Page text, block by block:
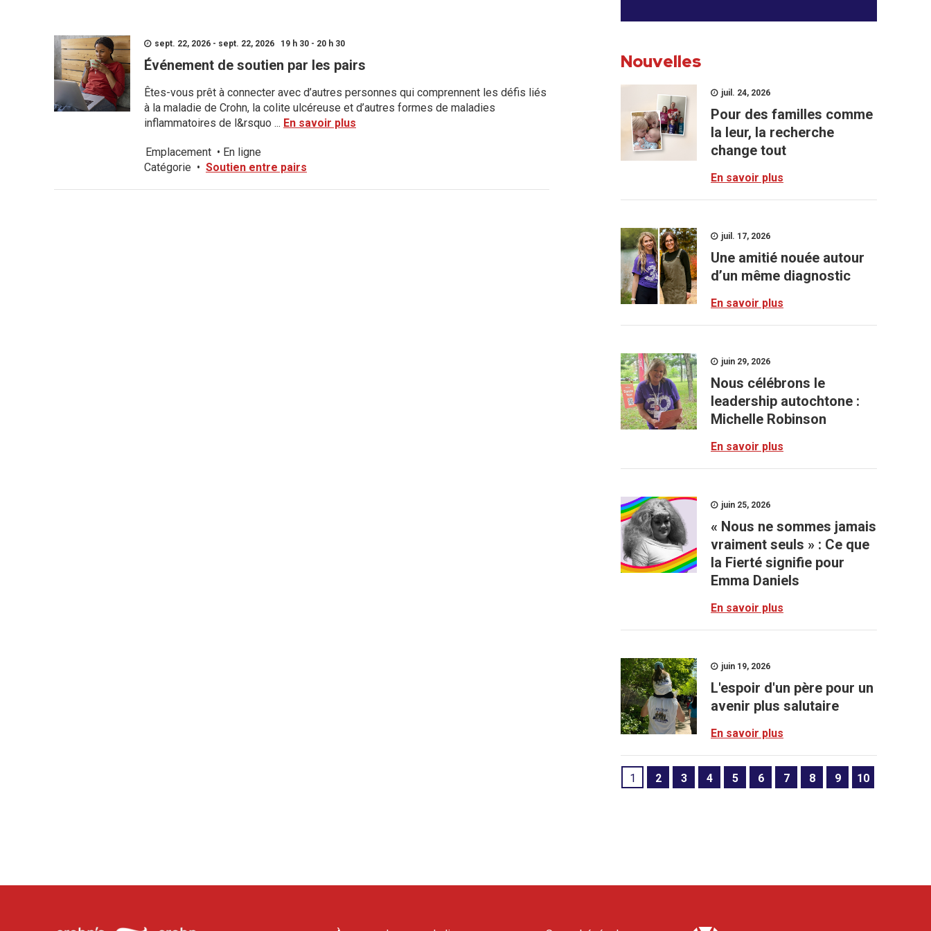
sept. 22, 2026 - sept. 22, 2026 19 h 30 - 20 h 30
Événement de soutien par les pairs
Êtes-vous prêt à connecter avec d’autres personnes qui comprennent les défis liés
à la maladie de Crohn, la colite ulcéreuse et d’autres formes de maladies
inflammatoires de l&rsquo ... En savoir plus
Emplacement • En ligne
Catégorie • Soutien entre pairs
Nouvelles
juil. 24, 2026
Pour des familles comme
la leur, la recherche
change tout
En savoir plus
juil. 17, 2026
Une amitié nouée autour
d’un même diagnostic
En savoir plus
juin 29, 2026
Nous célébrons le
leadership autochtone :
Michelle Robinson
En savoir plus
juin 25, 2026
« Nous ne sommes jamais
vraiment seuls » : Ce que
la Fierté signifie pour
Emma Daniels
En savoir plus
juin 19, 2026
L'espoir d'un père pour un
avenir plus salutaire
En savoir plus
1 2 3 4 5 6 7 8 9 10